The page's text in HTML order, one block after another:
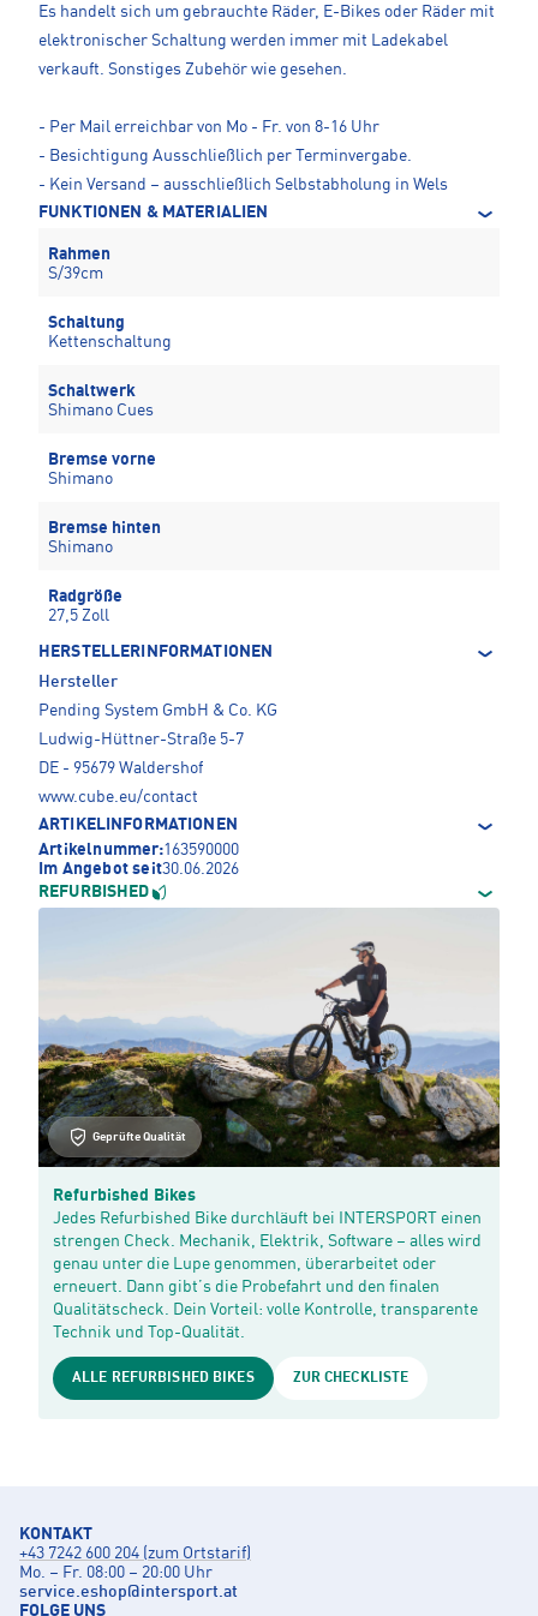
Es handelt sich um gebrauchte Räder, E-Bikes oder Räder mit
elektronischer Schaltung werden immer mit Ladekabel
verkauft. Sonstiges Zubehör wie gesehen.
- Per Mail erreichbar von Mo - Fr. von 8-16 Uhr
- Besichtigung Ausschließlich per Terminvergabe.
- Kein Versand – ausschließlich Selbstabholung in Wels
FUNKTIONEN & MATERIALIEN
Rahmen
S/39cm
Schaltung
Kettenschaltung
Schaltwerk
Shimano Cues
Bremse vorne
Shimano
Bremse hinten
Shimano
Radgröße
27,5 Zoll
HERSTELLERINFORMATIONEN
Hersteller
Pending System GmbH & Co. KG
Ludwig-Hüttner-Straße 5-7
DE - 95679 Waldershof
www.cube.eu/contact
ARTIKELINFORMATIONEN
Artikelnummer:163590000
Im Angebot seit30.06.2026
REFURBISHED
Geprüfte Qualität
Refurbished Bikes
Jedes Refurbished Bike durchläuft bei INTERSPORT einen
strengen Check. Mechanik, Elektrik, Software – alles wird
genau unter die Lupe genommen, überarbeitet oder
erneuert. Dann gibt’s die Probefahrt und den finalen
Qualitätscheck. Dein Vorteil: volle Kontrolle, transparente
Technik und Top-Qualität.
ALLE REFURBISHED BIKES ZUR CHECKLISTE
KONTAKT
+43 7242 600 204 (zum Ortstarif)
Mo. – Fr. 08:00 – 20:00 Uhr
service.eshop@intersport.at
FOLGE UNS